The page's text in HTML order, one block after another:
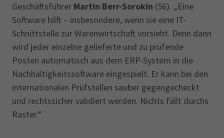
Geschäftsführer Martin Berr-Sorokin (56). „Eine
Software hilft – insbesondere, wenn sie eine IT-
Schnittstelle zur Warenwirtschaft vorsieht. Denn dann
wird jeder einzelne gelieferte und zu prüfende
Posten automatisch aus dem ERP-System in die
Nachhaltigkeitssoftware eingespielt. Er kann bei den
internationalen Prüfstellen sauber gegengecheckt
und rechtssicher validiert werden. Nichts fällt durchs
Raster.“